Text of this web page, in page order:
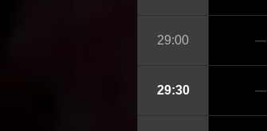
29:00 ─
29:30 ─